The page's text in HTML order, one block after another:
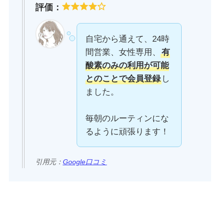
評価：
自宅から通えて、24時
間営業、女性専用、
有
酸素のみの利用が可能
とのことで会員登録し
ました。
毎朝のルーティンにな
るように頑張ります！
引用元： Google口コミ